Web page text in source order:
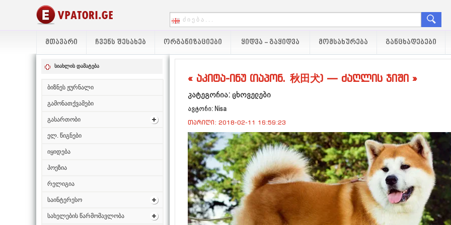
ᲛᲗᲐᲕᲐᲠᲘ ᲩᲕᲔᲜᲡ ᲨᲔᲡᲐᲮᲔᲑ ᲝᲠᲒᲐᲜᲘᲖᲐᲪᲘᲔᲑᲘ ᲧᲘᲓᲕᲐ - ᲒᲐᲧᲘᲓᲕᲐ ᲛᲝᲛᲡᲐᲮᲣᲠᲔᲑᲐ ᲒᲐᲜᲪᲮᲐᲓᲔᲑᲔᲑᲘ
სიახლის დამატება
ბიზნეს ჟურნალი
გამონათქვამები
გასართობი
ელ. წიგნები
იყიდება
პოეზია
რელიგია
საინტერესო
სახელების წარმომავლობა
« აკიტა-ინუ (იაპონ. 秋田犬) — ძაღლის ჯიში »
კატეგორია: ცხოველები
ავტორი: Nisa
თარიღი: 2018-02-11 16:59:23